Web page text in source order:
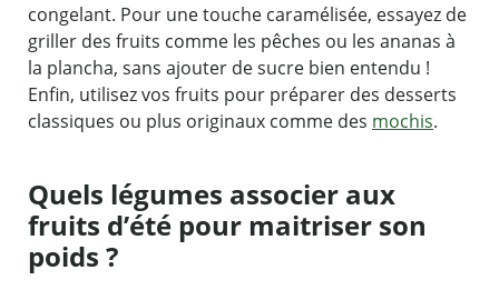
congelant. Pour une touche caramélisée, essayez de
griller des fruits comme les pêches ou les ananas à
la plancha, sans ajouter de sucre bien entendu !
Enfin, utilisez vos fruits pour préparer des desserts
classiques ou plus originaux comme des mochis.
Quels légumes associer aux
fruits d’été pour maitriser son
poids ?